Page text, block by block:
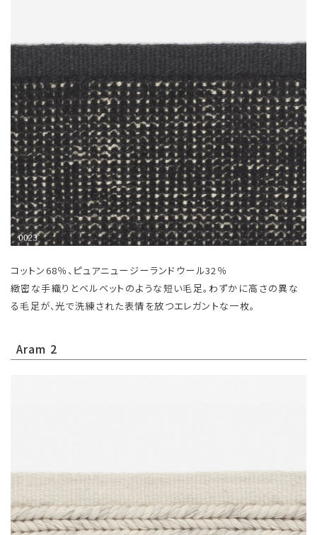
コットン68％、ピュアニュージーランドウール32％
緻密な手織りとベルベットのような短い毛足。わずかに高さの異な
る毛足が、光で洗練された表情を放つエレガントな一枚。
Aram 2